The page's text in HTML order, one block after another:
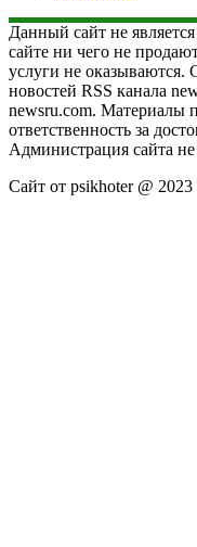
Данный сайт не
сайте ни чего не
услуги не оказываются.
новостей RSS канала
newsru.com. Материалы
ответственность за
Администрация сайта не
Сайт от psikhoter @ 2023